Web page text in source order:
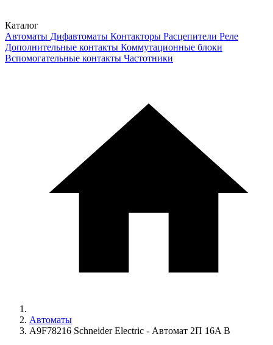
Каталог
Автоматы Дифавтоматы Контакторы Расцепители Реле
Дополнительные контакты Коммутационные блоки
Вспомогательные контакты Частотники
Автоматы
A9F78216 Schneider Electric - Автомат 2П 16A B